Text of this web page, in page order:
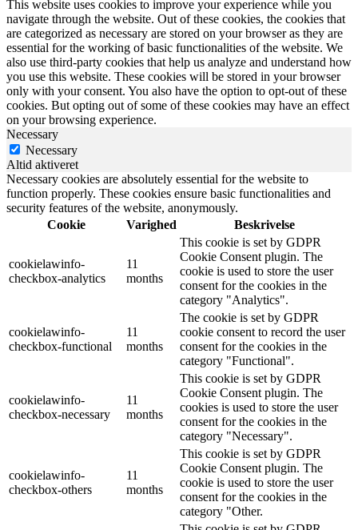
This website uses cookies to improve your experience while you
navigate through the website. Out of these cookies, the cookies that
are categorized as necessary are stored on your browser as they are
essential for the working of basic functionalities of the website. We
also use third-party cookies that help us analyze and understand how
you use this website. These cookies will be stored in your browser
only with your consent. You also have the option to opt-out of these
cookies. But opting out of some of these cookies may have an effect
on your browsing experience.
Necessary
Necessary
Altid aktiveret
Necessary cookies are absolutely essential for the website to
function properly. These cookies ensure basic functionalities and
security features of the website, anonymously.
Cookie
Varighed Beskrivelse
cookielawinfo-
checkbox-analytics
11
months
This cookie is set by GDPR
Cookie Consent plugin. The
cookie is used to store the user
consent for the cookies in the
category "Analytics".
cookielawinfo-
checkbox-functional
11
months
The cookie is set by GDPR
cookie consent to record the user
consent for the cookies in the
category "Functional".
cookielawinfo-
checkbox-necessary
11
months
This cookie is set by GDPR
Cookie Consent plugin. The
cookies is used to store the user
consent for the cookies in the
category "Necessary".
cookielawinfo-
checkbox-others
11
months
This cookie is set by GDPR
Cookie Consent plugin. The
cookie is used to store the user
consent for the cookies in the
category "Other.